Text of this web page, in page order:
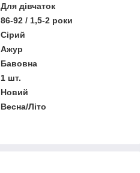
Для дівчаток
86-92 / 1,5-2 роки
Сірий
Ажур
Бавовна
1 шт.
Новий
Весна/Літо